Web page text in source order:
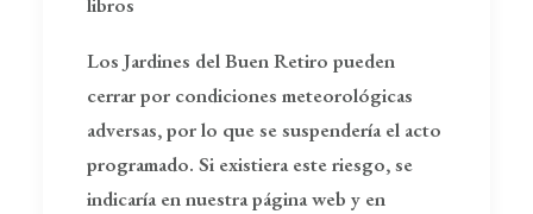
Los Jardines del Buen Retiro pueden
cerrar por condiciones meteorológicas
adversas, por lo que se suspendería el acto
programado. Si existiera este riesgo, se
indicaría en nuestra página web y en